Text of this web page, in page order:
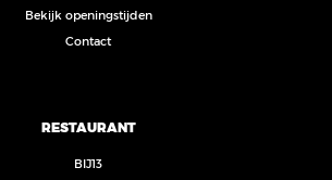
Bekijk openingstijden
Contact
RESTAURANT
BIJ13